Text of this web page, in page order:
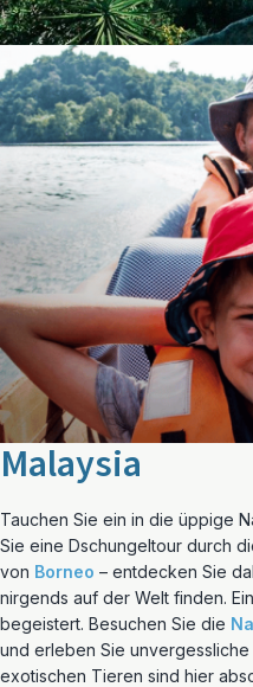
Malaysia
Tauchen Sie ein in die üppige
Sie eine Dschungeltour durch
von Borneo – entdecken Sie
nirgends auf der Welt finden.
begeistert. Besuchen Sie die
und erleben Sie
exotischen Tieren sind hier